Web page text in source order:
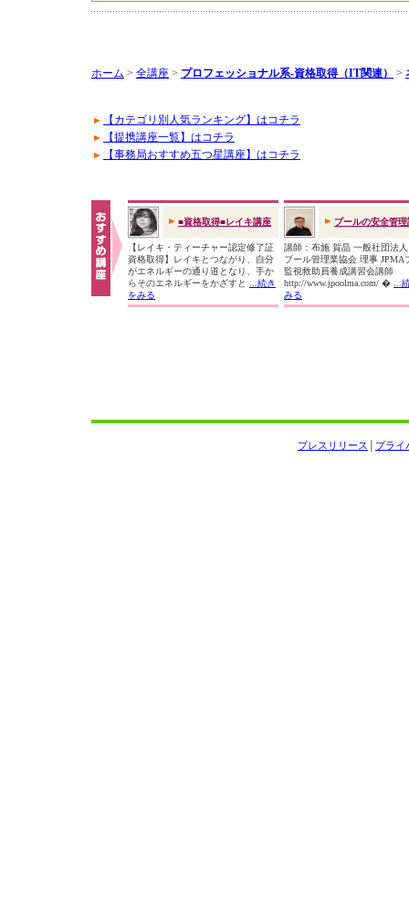
ホーム > 全講座 > プロフェッショナル系-資格取得（IT関連） >
【カテゴリ別人気ランキング】はコチラ
【提携講座一覧】はコチラ
【事務局おすすめ五つ星講座】はコチラ
■資格取得■レイキ講座
【レイキ・ティーチャー認定修了証
資格取得】レイキとつながり、自分
がエネルギーの通り道となり、手か
らそのエネルギーをかざすと
...続き
をみる
プールの安全管理
講師：布施 賀晶 一般社団法
プール管理業協会 理事 JPMA
監視救助員養成講習会講師
http://www.jpoolma.com/ �
...
みる
プライ
プレスリリース